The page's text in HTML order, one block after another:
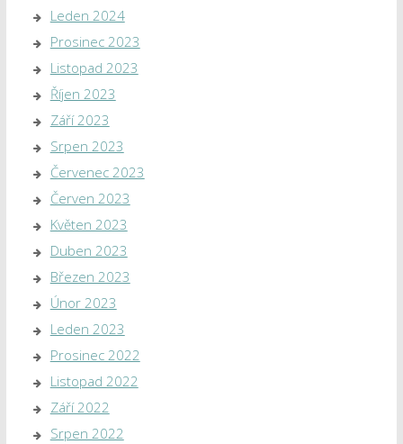
Leden 2024
Prosinec 2023
Listopad 2023
Říjen 2023
Září 2023
Srpen 2023
Červenec 2023
Červen 2023
Květen 2023
Duben 2023
Březen 2023
Únor 2023
Leden 2023
Prosinec 2022
Listopad 2022
Září 2022
Srpen 2022